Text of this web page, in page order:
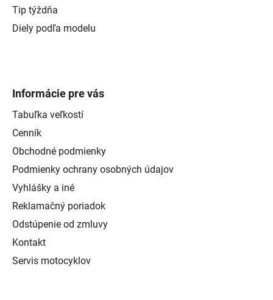
Tip týždňa
Diely podľa modelu
Informácie pre vás
Tabuľka veľkostí
Cenník
Obchodné podmienky
Podmienky ochrany osobných údajov
Vyhlášky a iné
Reklamačný poriadok
Odstúpenie od zmluvy
Kontakt
Servis motocyklov